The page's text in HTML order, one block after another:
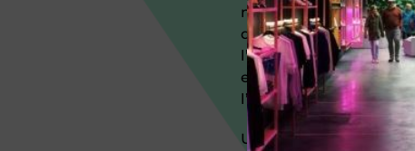
nens i nenes de
diversos esports
l’acroesport i el
estar dinamitzades
l’Espai Laru.
Us esperem aviat!